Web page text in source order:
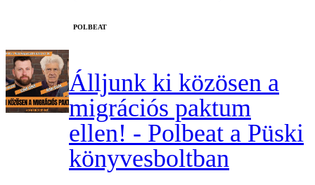
‎POLBEAT
Álljunk ki közösen a
migrációs paktum
ellen! - Polbeat a Püski
könyvesboltban